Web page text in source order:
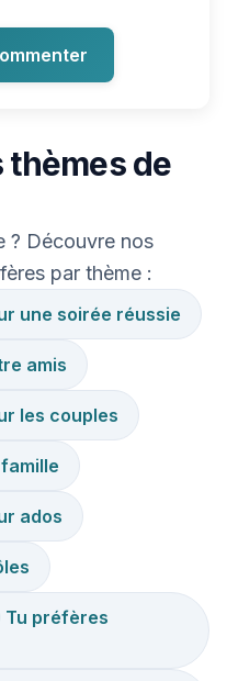
thèmes de
? Découvre nos
par thème :
une soirée réussie
amis
les couples
ados
Tu préfères